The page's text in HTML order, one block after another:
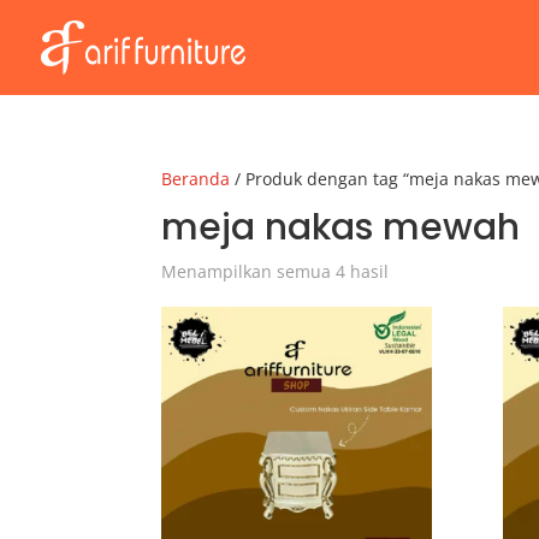
Beranda / Produk dengan tag “meja nakas
meja nakas mewah
Menampilkan semua 4 hasil